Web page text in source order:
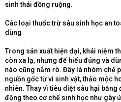
sinh thái đồng ruộng.
Các loại thuốc trừ sâu sinh học an
dùng
Trong sản xuất hiện đại, khái niệm
còn xa lạ, nhưng để hiểu đúng và
nào cũng nắm rõ. Đây là nhóm chế
nguồn gốc từ vi sinh vật, thảo mộc
nhiên. Thay vì tiêu diệt sâu hại
động theo cơ chế sinh học như gây